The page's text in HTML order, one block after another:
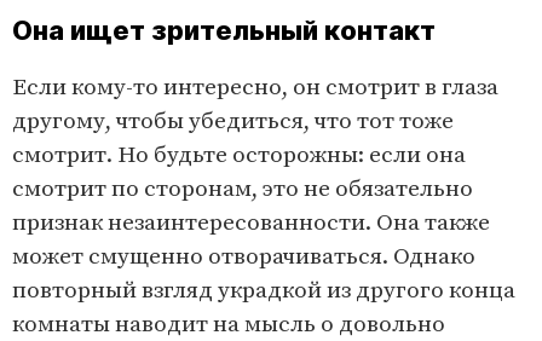
Она ищет зрительный контакт
Если кому-то интересно, он смотрит в глаза
другому, чтобы убедиться, что тот тоже
смотрит. Но будьте осторожны: если она
смотрит по сторонам, это не обязательно
признак незаинтересованности. Она также
может смущенно отворачиваться. Однако
повторный взгляд украдкой из другого конца
комнаты наводит на мысль о довольно